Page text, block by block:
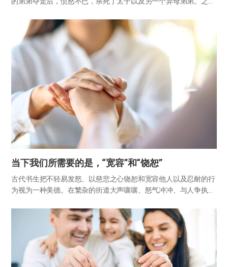
之间的权力争斗，这次又发生了同母兄弟之间的争斗。前者是“第
一次王子之…
当下我们所需要的是，“宽容”和“饶恕”
古代书生把不轻易发怒、以慈悲之心饶恕和宽容他人以及忍耐的行
为视为一种美德。在繁杂的街道大声嚷嚷、怒气冲冲、与人争执，
提高嗓门的人反而得到了尊重，世界的变化实在太大了。 我们生活